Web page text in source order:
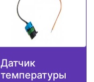
Датчик
температуры